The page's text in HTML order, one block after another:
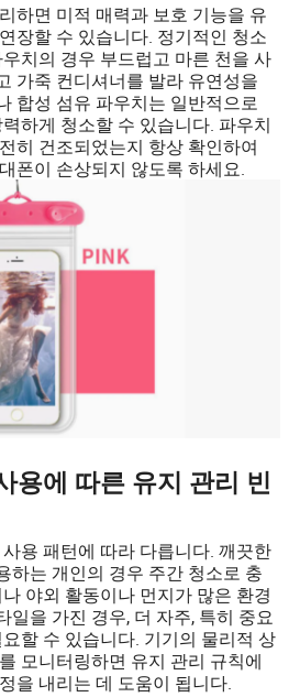
하면 미적 매력과 보호 기능을 유
장할 수 있습니다. 정기적인 청소
치의 경우 부드럽고 마른 천을 사
가죽 컨디셔너를 발라 유연성을
합성 섬유 파우치는 일반적으로
하게 청소할 수 있습니다. 파우치
히 건조되었는지 항상 확인하여
폰이 손상되지 않도록 하세요.
용에 따른 유지 관리 빈
용 패턴에 따라 다릅니다. 깨끗한
하는 개인의 경우 주간 청소로 충
야외 활동이나 먼지가 많은 환경
일을 가진 경우, 더 자주, 특히 중요
할 수 있습니다. 기기의 물리적 상
모니터링하면 유지 관리 규칙에
을 내리는 데 도움이 됩니다.